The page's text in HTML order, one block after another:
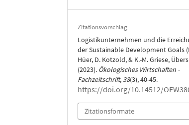
Zitationsvorschlag
Logistikunternehmen und die
der Sustainable Development Goals
Hüer, D. Kotzold, & K.-M. Griese,
(2023). Ökologisches Wirtschaften -
Fachzeitschrift, 38(3), 40-45.
https://doi.org/10.14512/
Zitationsformate